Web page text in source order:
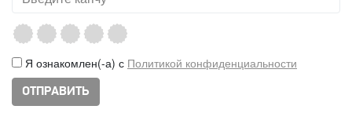
Я ознакомлен(-а) с Политикой конфиденциальности